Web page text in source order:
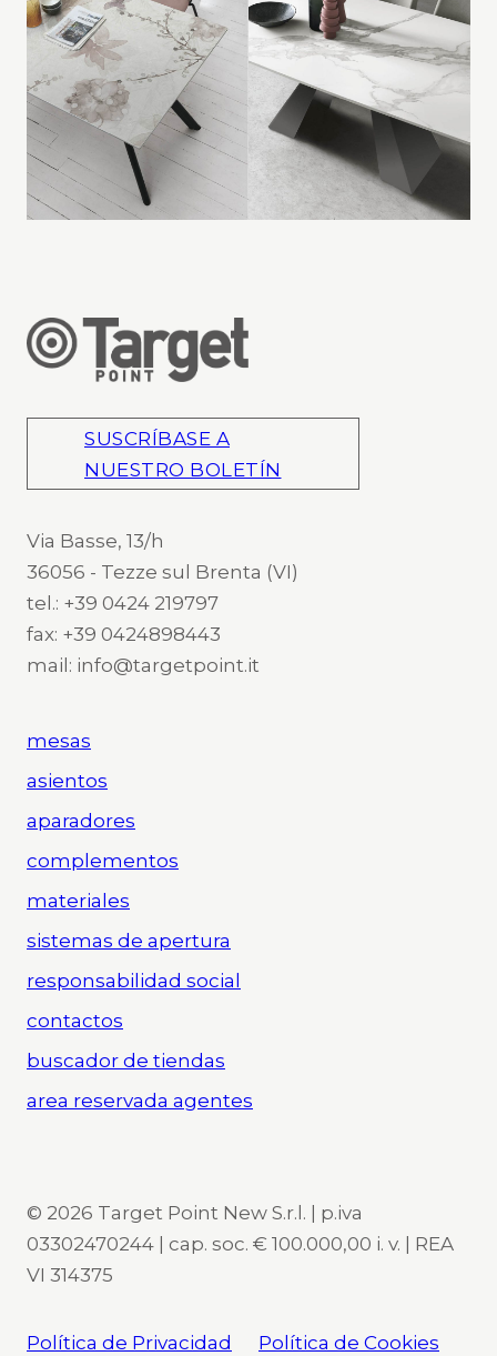
SUSCRÍBASE A
NUESTRO BOLETÍN
Via Basse, 13/h
36056 - Tezze sul Brenta (VI)
tel.: +39 0424 219797
fax: +39 0424898443
mail: info@targetpoint.it
mesas
asientos
aparadores
complementos
materiales
sistemas de apertura
responsabilidad social
contactos
buscador de tiendas
area reservada agentes
© 2026 Target Point New S.r.l. | p.iva
03302470244 | cap. soc. € 100.000,00 i. v. | REA
VI 314375
Política de Privacidad Política de Cookies